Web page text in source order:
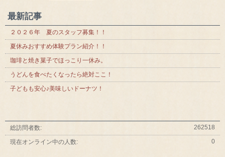
最新記事
２０２６年 夏のスタッフ募集！！
夏休みおすすめ体験プラン紹介！！
珈琲と焼き菓子でほっこり一休み。
うどんを食べたくなったら絶対ここ！
子どもも安心♪美味しいドーナツ！
262518
総訪問者数:
0
現在オンライン中の人数: